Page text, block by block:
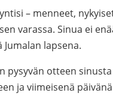
– menneet,
varassa. Sinua ei
lapsena.
pysyvän otteen
ja viimeisenä